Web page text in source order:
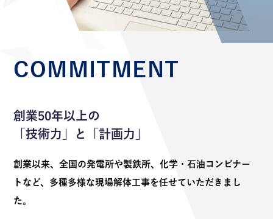
COMMITMENT
創業50年以上の
「技術力」と「計画力」
創業以来、全国の発電所や製鉄所、化学・石油コンビナー
トなど、多種多様な現場解体工事を任せていただきまし
た。